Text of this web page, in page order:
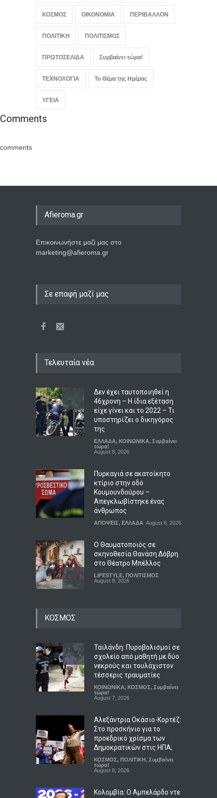
ΚΟΣΜΟΣ ΟΙΚΟΝΟΜΙΑ ΠΕΡΙΒΑΛΛΟΝ
ΠΟΛΙΤΙΚΗ ΠΟΛΙΤΙΣΜΟΣ
ΠΡΩΤΟΣΕΛΙΔΑ Συμβαίνει τώρα!
ΤΕΧΝΟΛΟΓΙΑ Το Θέμα της Ημέρας
ΥΓΕΙΑ
Comments
comments
Afieroma.gr
Επικοινωνήστε μαζί μας στο
marketing@afieroma.gr
Σε επαφή μαζί μας
Τελευταία νέα
Δεν έχει ταυτοποιηθεί η
46χρονη – Η ίδια εξέταση
είχε γίνει και το 2022 – Τι
υποστηρίζει ο δικηγόρος
της
ΕΛΛΑΔΑ, ΚΟΙΝΩΝΙΚΑ, Συμβαίνει
τώρα!
August 8, 2026
Πυρκαγιά σε ακατοίκητο
κτίριο στην οδό
Κουμουνδούρου –
Απεγκλωβίστηκε ένας
άνθρωπος
ΑΠΟΨΕΙΣ, ΕΛΛΑΔΑ August 8, 2026
Ο Θαυματοποιός σε
σκηνοθεσία Θανάση Δόβρη
στο Θέατρο Μπέλλος
LIFESTYLE, ΠΟΛΙΤΙΣΜΟΣ
August 8, 2026
LIFESTYLE,
ΠΟΛΙΤΙΣΜΟΣ
August 8, 2026
Αλεξάντρια Οκάσιο-Κορτέζ:
Στο προσκήνιο για το
προεδρικό χρίσμα των
Δημοκρατικών στις ΗΠΑ;
ΚΟΣΜΟΣ ΠΟΛΙΤΙΚΗ
τώρα!
August 8, 2026
ΚΟΣΜΟΣ
Ταϊλάνδη: Πυροβολισμοί σε
σχολείο από μαθητή με δύο
νεκρούς και τουλάχιστον
τέσσερις τραυματίες
ΚΟΙΝΩΝΙΚΑ, ΚΟΣΜΟΣ, Συμβαίνει
τώρα!
August 7, 2026
Αλεξάντρια Οκάσιο-Κορτέζ:
Στο προσκήνιο για το
προεδρικό χρίσμα των
Δημοκρατικών στις ΗΠΑ;
ΚΟΣΜΟΣ, ΠΟΛΙΤΙΚΗ, Συμβαίνει
τώρα!
August 8, 2026
Κολομβία: Ο Αμπελάρδο ντε